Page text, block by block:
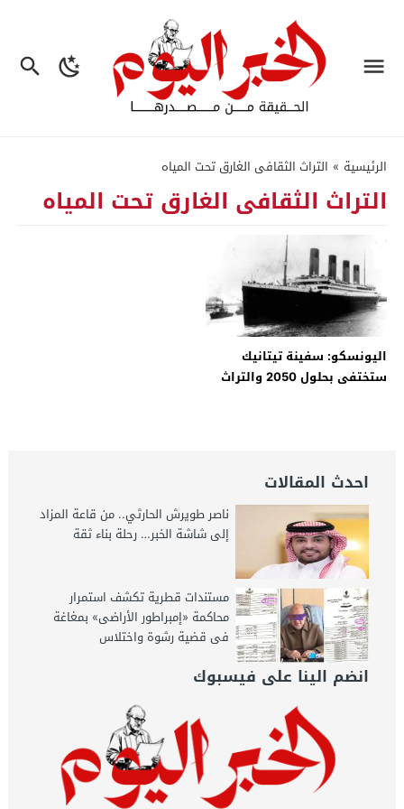
الرئيسية » التراث الثقافى الغارق تحت المياه
التراث الثقافى الغارق تحت المياه
اليونسكو: سفينة تيتانيك
ستختفى بحلول 2050 والتراث
احدث المقالات
ناصر طويرش الحارثي.. من قاعة المزاد
إلى شاشة الخبر… رحلة بناء ثقة
مستندات قطرية تكشف استمرار
محاكمة «إمبراطور الأراضى» بمغاغة
فى قضية رشوة واختلاس
انضم الينا على فيسبوك